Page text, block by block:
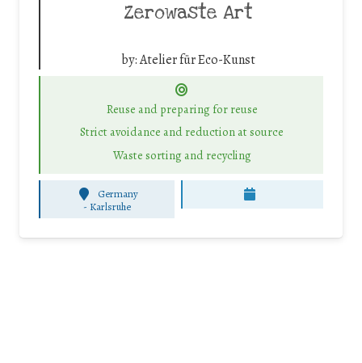
Zerowaste Art
by:Atelier für Eco-Kunst
Reuse and preparing for reuse
Strict avoidance and reduction at source
Waste sorting and recycling
Germany
- Karlsruhe